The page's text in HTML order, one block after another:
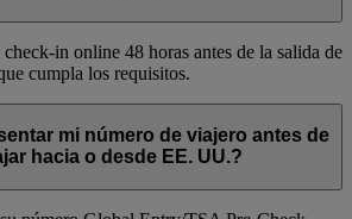
in online 48 horas antes de la salida de
cumpla los requisitos.
mi número de viajero antes de
hacia o desde EE. UU.?